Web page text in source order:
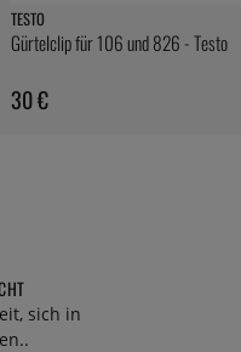
TESTO
Gürtelclip für 106 und 826 - Testo
30 €
sich in